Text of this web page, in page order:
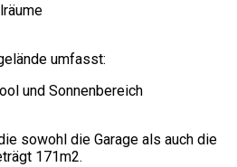
umfasst:
und Sonnenbereich
sowohl die Garage als auch die
171m2.